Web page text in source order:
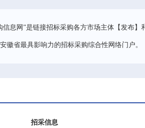
信息网”是链接招标采购各方市场主体【发布
徽省最具影响力的招标采购综合性网络门户。
招采信息